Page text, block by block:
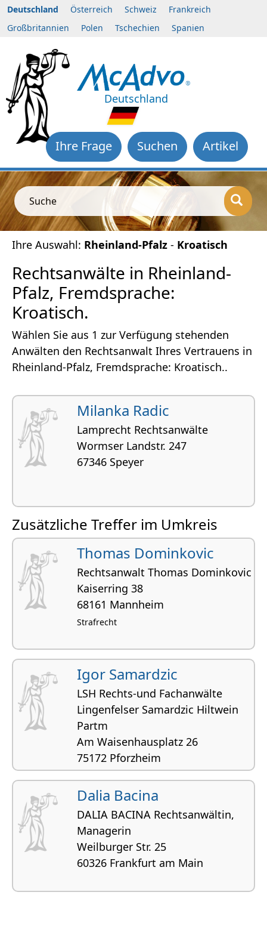
Deutschland Österreich Schweiz
Frankreich
Großbritannien
Polen Tschechien Spanien
Deutschland
Artikel
Suchen
Ihre Frage
Suche
Ihre Auswahl: Rheinland-Pfalz - Kroatisch
Rechtsanwälte in Rheinland-
Pfalz, Fremdsprache:
Kroatisch.
Wählen Sie aus 1 zur Verfügung stehenden
Anwälten den Rechtsanwalt Ihres Vertrauens in
Rheinland-Pfalz, Fremdsprache: Kroatisch..
Milanka Radic
Lamprecht Rechtsanwälte
Wormser Landstr. 247
67346 Speyer
Zusätzliche Treffer im Umkreis
Thomas Dominkovic
Rechtsanwalt Thomas Dominkovic
Kaiserring 38
68161 Mannheim
Strafrecht
Igor Samardzic
LSH Rechts-und Fachanwälte
Lingenfelser Samardzic Hiltwein
Partm
Am Waisen­hausplatz 26
75172 Pforzheim
Wohnungseigentumsrecht, Zivilrecht,
Ausländerrecht und Asylrecht
Dalia Bacina
DALIA BACINA Rechtsanwältin,
Managerin
Weilburger Str. 25
60326 Frankfurt am Main